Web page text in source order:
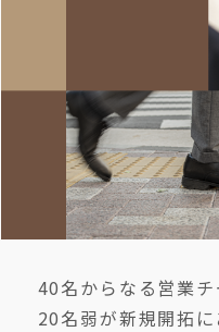
40名からなる営業
20名弱が新規開拓